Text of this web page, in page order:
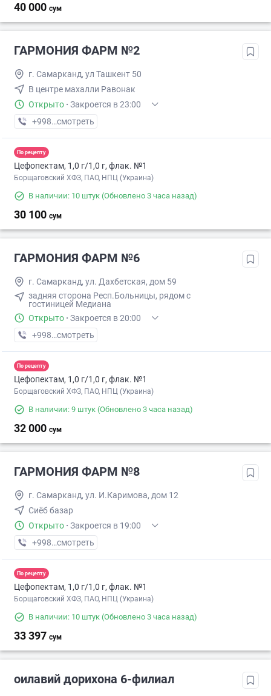
40 000 сум
ГАРМОНИЯ ФАРМ №2
г. Самарканд, ул Ташкент 50
В центре махалли Равонак
Открыто · Закроется в 23:00
+998 (95) XXX-XX-XX
смотреть
По рецепту
Цефопектам, 1,0 г/1,0 г, флак. №1
Борщаговский ХФЗ, ПАО, НПЦ (Украина)
В наличии: 10 штук (Обновлено 3 часа назад)
30 100 сум
ГАРМОНИЯ ФАРМ №6
г. Самарканд, ул. Дахбетская, дом 59
задняя сторона Респ.Больницы, рядом с
гостиницей Медиана
Открыто · Закроется в 20:00
+998 (95) XXX-XX-XX
смотреть
По рецепту
Цефопектам, 1,0 г/1,0 г, флак. №1
Борщаговский ХФЗ, ПАО, НПЦ (Украина)
В наличии: 9 штук (Обновлено 3 часа назад)
32 000 сум
ГАРМОНИЯ ФАРМ №8
г. Самарканд, ул. И.Каримова, дом 12
Сиёб базар
Открыто · Закроется в 19:00
+998 (95) XXX-XX-XX
смотреть
По рецепту
Цефопектам, 1,0 г/1,0 г, флак. №1
Борщаговский ХФЗ, ПАО, НПЦ (Украина)
В наличии: 10 штук (Обновлено 3 часа назад)
33 397 сум
оилавий дорихона 6-филиал